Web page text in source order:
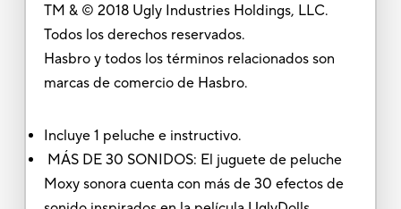
TM & © 2018 Ugly Industries Holdings, LLC.
Todos los derechos reservados.
Hasbro y todos los términos relacionados son
marcas de comercio de Hasbro.
Incluye 1 peluche e instructivo.
MÁS DE 30 SONIDOS: El juguete de peluche
Moxy sonora cuenta con más de 30 efectos de